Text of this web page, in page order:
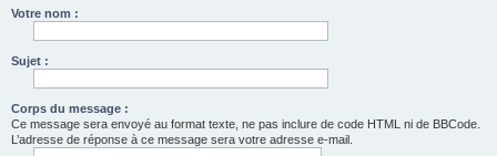
Votre nom :
Sujet :
Corps du message :
Ce message sera envoyé au format texte, ne pas inclure de code HTML ni de BBCode.
L’adresse de réponse à ce message sera votre adresse e-mail.